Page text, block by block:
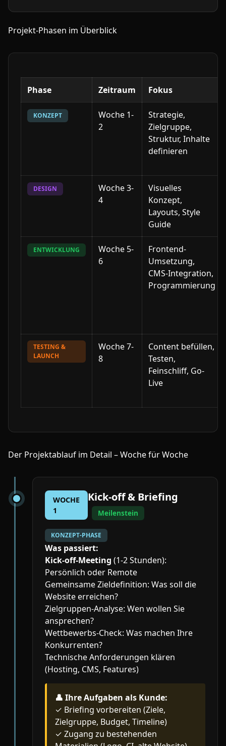
Projekt-Phasen im Überblick
Phase Zeitraum Fokus
KONZEPT
Woche 1-
2
Strategie,
Zielgruppe,
Struktur, Inhalte
definieren
DESIGN
Woche 3-
4
Visuelles
Konzept,
Layouts, Style
Guide
ENTWICKLUNG
Woche 5-
6
Frontend-
Umsetzung,
CMS-Integration,
Programmierung
TESTING &
LAUNCH
Woche 7-
8
Content befüllen,
Testen,
Feinschliff, Go-
Live
Der Projektablauf im Detail – Woche für Woche
WOCHE
1
Kick-off & Briefing
Meilenstein
KONZEPT-PHASE
Was passiert:
Kick-off-Meeting (1-2 Stunden):
Persönlich oder Remote
Gemeinsame Zieldefinition: Was soll die
Website erreichen?
Zielgruppen-Analyse: Wen wollen Sie
ansprechen?
Wettbewerbs-Check: Was machen Ihre
Konkurrenten?
Technische Anforderungen klären
(Hosting, CMS, Features)
👤 Ihre Aufgaben als Kunde:
✓ Briefing vorbereiten (Ziele,
Zielgruppe, Budget, Timeline)
✓ Zugang zu bestehenden